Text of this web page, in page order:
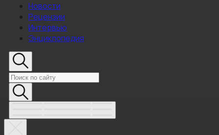
Новости
Рецензии
Интервью
Энциклопедия